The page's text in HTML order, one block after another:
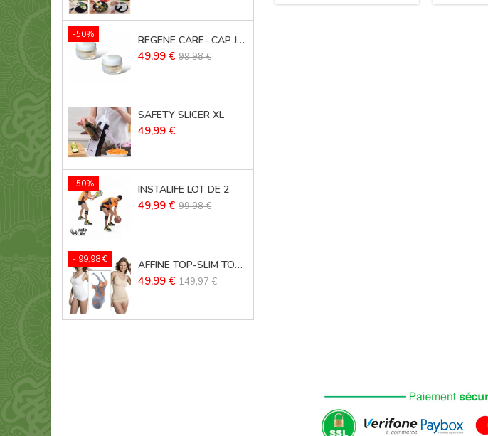
-50% REGENE CARE- CAP JOUVENCE LOT DE 2
Prix
49,99 € Prix
99,98 €
SAFETY SLICER XL
Prix
49,99 €
-50% INSTALIFE LOT DE 2
Prix
49,99 € Prix
99,98 €
- 99,98 € AFFINE TOP-SLIM TOP LOT DE 3
Prix
49,99 € Prix
149,97 €